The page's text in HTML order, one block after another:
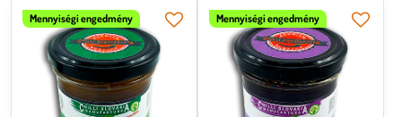
Mennyiségi engedmény Mennyiségi engedmény